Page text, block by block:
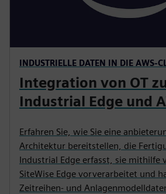
INDUSTRIELLE DATEN IN DIE AWS-
Integration von OT
Industrial Edge und
Erfahren Sie, wie Sie eine
Architektur bereitstellen, die
Industrial Edge erfasst, sie mithilfe
SiteWise Edge vorverarbeitet und
Zeitreihen- und